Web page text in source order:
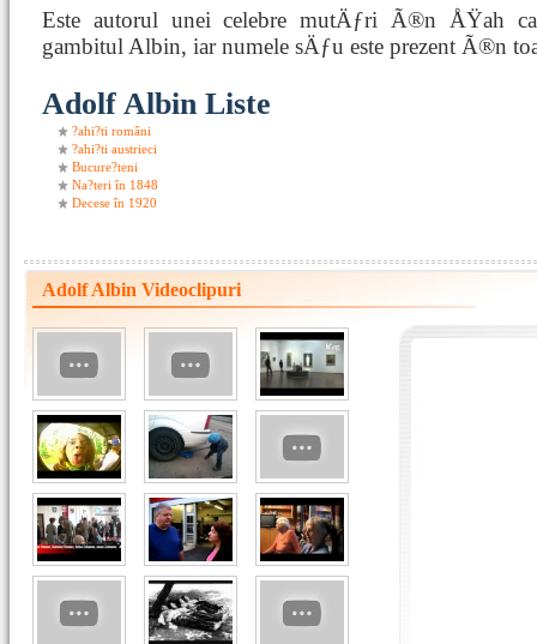
Este autorul unei celebre mutÄƒri Ã®n ÅŸah
gambitul Albin, iar numele sÄƒu este prezent Ã®n
Adolf Albin Liste
?ahi?ti români
?ahi?ti austrieci
Bucure?teni
Na?teri în 1848
Decese în 1920
Adolf Albin Videoclipuri